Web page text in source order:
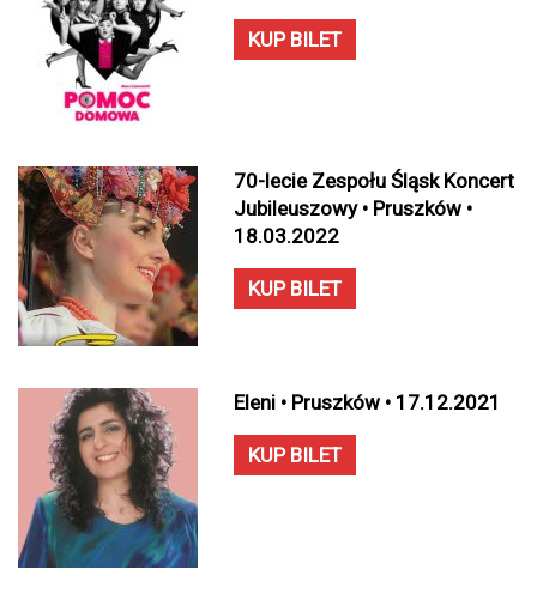
KUP BILET
70-lecie Zespołu Śląsk Koncert
Jubileuszowy • Pruszków •
18.03.2022
KUP BILET
Eleni • Pruszków • 17.12.2021
KUP BILET